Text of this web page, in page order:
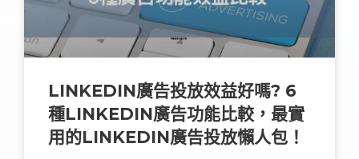
LINKEDIN廣告投放效益好嗎? 6
種LINKEDIN廣告功能比較，最實
用的LINKEDIN廣告投放懶人包！